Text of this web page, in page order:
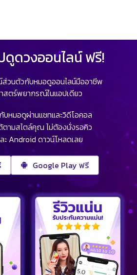
ดูดวงออนไลน์ ฟรี!
ส่วนตัวกับหมอดูออนไลน์มืออาชีพ
สตร์พยากรณ์ในแอปเดียว
หมอดูผ่านแชทและวิดีโอคอล
ตามสไตล์คุณ ไม่ต้องนั่งรอคิว
ะ Android ดาวน์โหลดเลย
Google Play ฟรี